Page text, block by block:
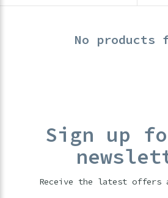
No products
Sign up
Receive the latest offers